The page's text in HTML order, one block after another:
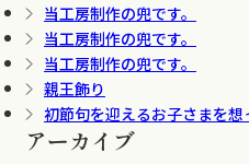
当工房制作の兜です。
当工房制作の兜です。
当工房制作の兜です。
親王飾り
初節句を迎えるお子さまを想
アーカイブ